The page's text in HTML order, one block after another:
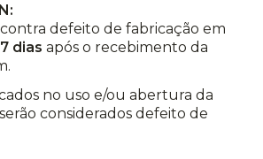
defeito de fabricação em
7 dias após o recebimento da
no uso e/ou abertura da
considerados defeito de